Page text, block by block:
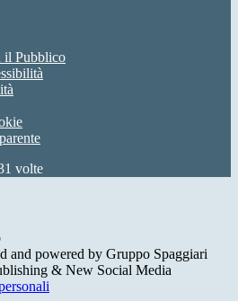
il Pubblico
volte
and powered by Gruppo Spaggiari
& New Social Media